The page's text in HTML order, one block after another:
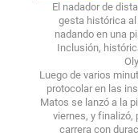
El nadador de
gesta histórica
nadando en una
Inclusión,
Luego de varios
protocolar en las
Matos se lanzó a la
viernes, y finalizó,
carrera con